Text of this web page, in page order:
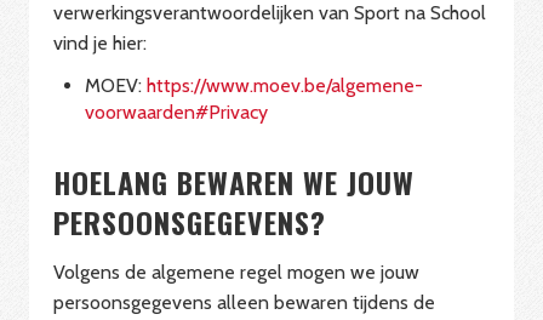
verwerkingsverantwoordelijken van Sport na School
vind je hier:
MOEV: https://www.moev.be/algemene-
voorwaarden#Privacy
HOELANG BEWAREN WE JOUW
PERSOONSGEGEVENS?
Volgens de algemene regel mogen we jouw
persoonsgegevens alleen bewaren tijdens de